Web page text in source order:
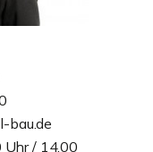
bau.de
Uhr / 14.00